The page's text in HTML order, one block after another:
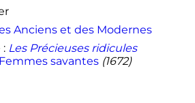
Anciens et des Modernes
: Les Précieuses ridicules
savantes(1672)